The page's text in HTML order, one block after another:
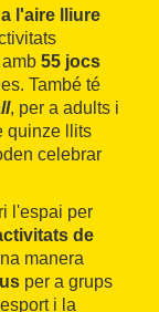
l'aire lliure
55 jocs
També té
, per a adults i
quinze llits
celebrar
l'espai per
de
manera
per a grups
i la